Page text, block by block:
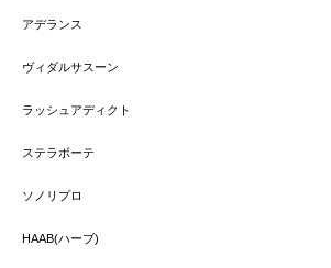
アデランス
ヴィダルサスーン
ラッシュアディクト
ステラボーテ
ソノリプロ
HAAB(ハーブ)